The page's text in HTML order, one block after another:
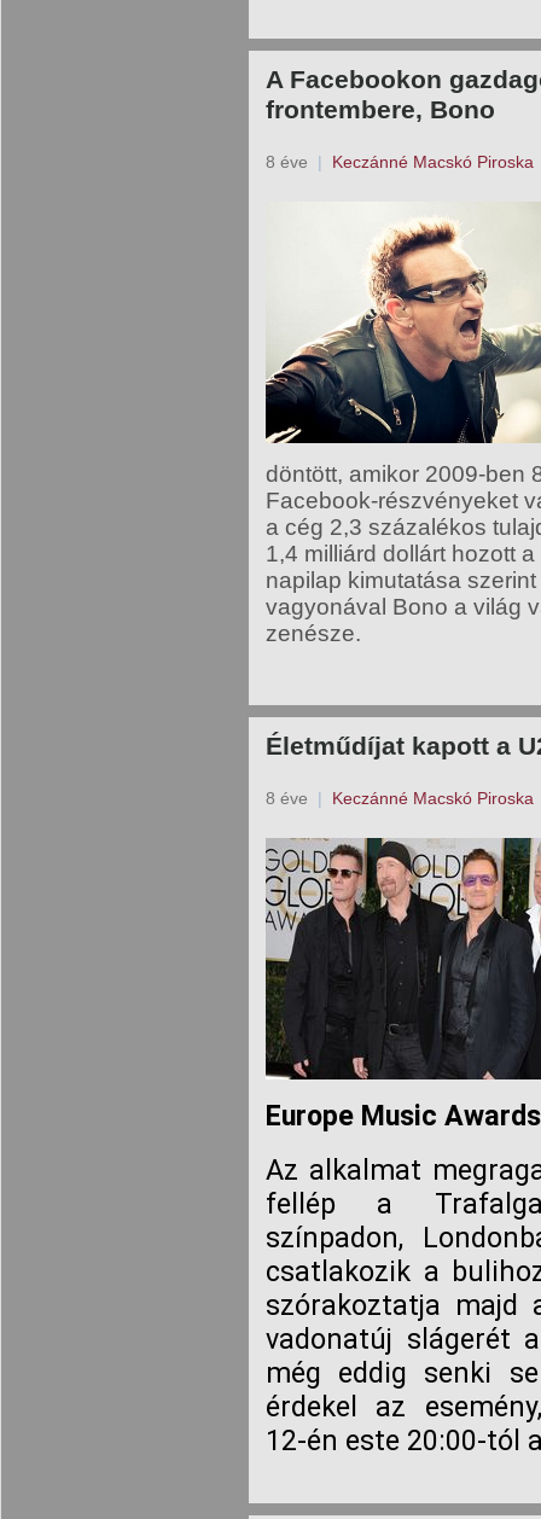
A Facebookon
frontembere, Bono
8 éve | Keczánné Macskó Piroska
döntött, amikor 2009-ben
Facebook-részvényeket
a cég 2,3 százalékos
1,4 milliárd dollárt hozott
napilap kimutatása
vagyonával Bono a világ
zenésze.
Életműdíjat kapott a
8 éve | Keczánné Macskó Piroska
Europe Music
Az alkalmat
fellép a
színpadon,
csatlakozik a
szórakoztatja majd
vadonatúj slágerét
még eddig senki
érdekel az
12-én este 20:00-tól